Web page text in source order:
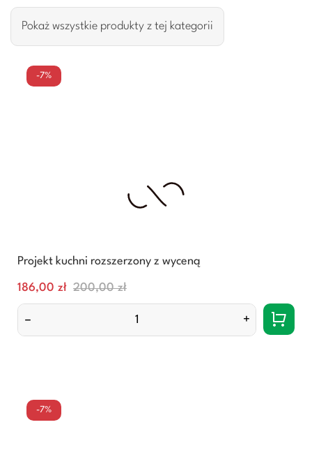
Pokaż wszystkie produkty z tej kategorii
-7%
Projekt kuchni rozszerzony z wyceną
Cena
186,00 zł Normalna
cena
200,00 zł
– +
-7%